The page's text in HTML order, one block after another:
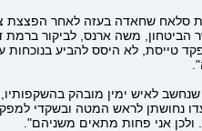
סלאח שחאדה בעזה לאחר הפצצת
ב-1991, הגיע שר הביטחון, משה
טייסת, לא היסס להביע בנוכחות
שנחשב לאיש ימין מובהק
נחושתן לראש המטה ובשקדי
ולכן אני פחות מתאים משניהם".